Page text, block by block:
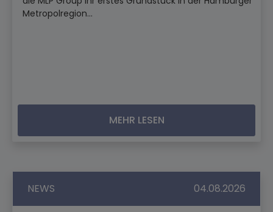
Metropolregion...
MEHR LESEN
NEWS 04.08.2026